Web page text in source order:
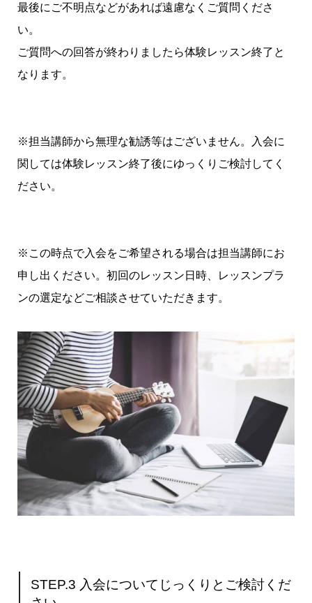
最後にご不明点などがあれば遠慮なくご質問くださ
い。
ご質問への回答が終わりましたら体験レッスン終了と
なります。
※担当講師から無理な勧誘等はございません。入会に
関しては体験レッスン終了後にゆっくりご検討してく
ださい。
※この時点で入会をご希望される場合は担当講師にお
申し出ください。初回のレッスン日時、レッスンプラ
ンの選定などご相談させていただきます。
STEP.3 入会についてじっくりとご検討くだ